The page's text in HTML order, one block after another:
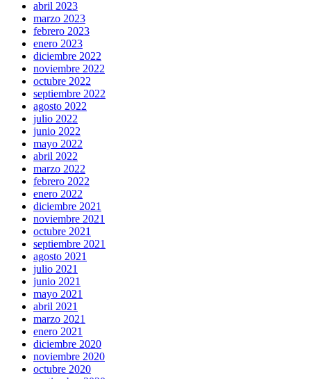
abril 2023
marzo 2023
febrero 2023
enero 2023
diciembre 2022
noviembre 2022
octubre 2022
septiembre 2022
agosto 2022
julio 2022
junio 2022
mayo 2022
abril 2022
marzo 2022
febrero 2022
enero 2022
diciembre 2021
noviembre 2021
octubre 2021
septiembre 2021
agosto 2021
julio 2021
junio 2021
mayo 2021
abril 2021
marzo 2021
enero 2021
diciembre 2020
noviembre 2020
octubre 2020